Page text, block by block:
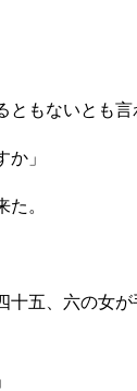
もないとも言
か」
。
五、六の女が